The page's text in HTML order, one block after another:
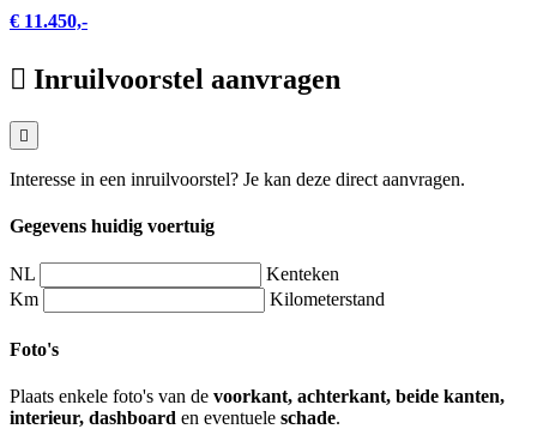
€ 11.450,-
Inruilvoorstel aanvragen
Interesse in een inruilvoorstel? Je kan deze direct aanvragen.
Gegevens huidig voertuig
NL
Kenteken
Km
Kilometerstand
Foto's
Plaats enkele foto's van de voorkant, achterkant, beide kanten,
interieur, dashboard en eventuele schade.